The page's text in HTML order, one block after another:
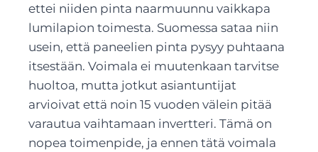
ettei niiden pinta naarmuunnu vaikkapa
lumilapion toimesta. Suomessa sataa niin
usein, että paneelien pinta pysyy puhtaana
itsestään. Voimala ei muutenkaan tarvitse
huoltoa, mutta jotkut asiantuntijat
arvioivat että noin 15 vuoden välein pitää
varautua vaihtamaan invertteri. Tämä on
nopea toimenpide, ja ennen tätä voimala